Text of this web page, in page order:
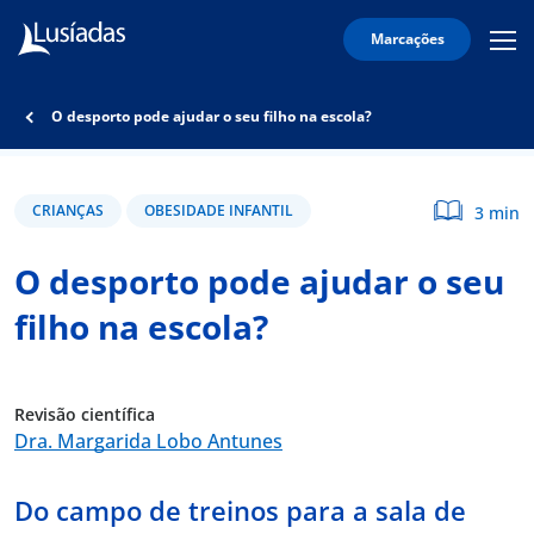
Marcações
Lusíadas
Hospitais
Corpo
Especialidades
Acordos
O desporto pode ajudar o seu filho na escola?
CRIANÇAS OBESIDADE INFANTIL 3 min
O desporto pode ajudar o seu
filho na escola?
Revisão científica
Dra. Margarida Lobo Antunes
Do campo de treinos para a sala de